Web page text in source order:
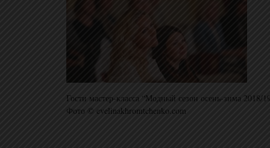
Гости мастер-класса “Модный сезон осень-зима 2018/
Фото © evelinakhromtchenko.com